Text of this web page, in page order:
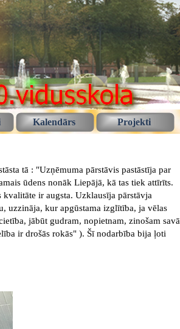
Kalendārs Projekti
tā : "Uzņēmuma pārstāvis pastāstīja par
ūdens nonāk Liepājā, kā tas tiek attīrīts.
ir augsta. Uzklausīja pārstāvja
uzzināja, kur apgūstama izglītība, ja vēlas
jābūt gudram, nopietnam, zinošam savā
ir drošās rokās" ). Šī nodarbība bija ļoti